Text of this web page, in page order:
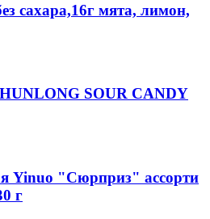
сахара,16г мята, лимон,
SOUR CANDY
Yinuo "Сюрприз" ассорти
г